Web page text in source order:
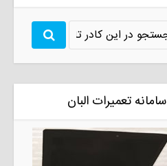
سامانه تعمیرات البان